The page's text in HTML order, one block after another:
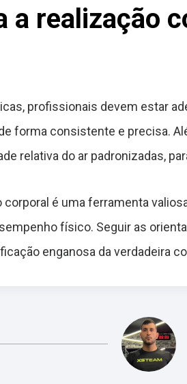
a realização
profissionais devem estar
forma consistente e precisa.
relativa do ar padronizadas,
é uma ferramenta
físico. Seguir as
enganosa da verdadeira